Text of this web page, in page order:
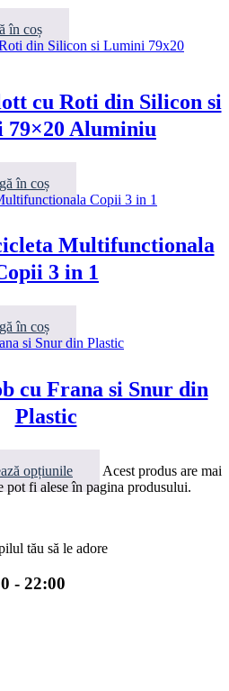
în coș
cu Roti din Silicon si
Aluminiu
în coș
Multifunctionala
3 in 1
în coș
cu Frana si Snur din
Plastic
opțiunile
Acest produs are mai
fi alese în pagina produsului.
tău să le adore
- 22:00